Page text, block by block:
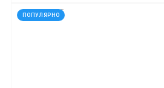
ПОПУЛЯРНО
код: 272725